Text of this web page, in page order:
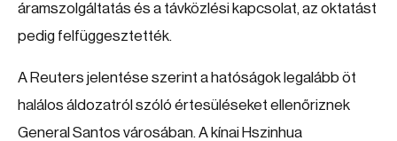
áramszolgáltatás és a távközlési kapcsolat, az oktatást
pedig felfüggesztették.
A Reuters jelentése szerint a hatóságok legalább öt
halálos áldozatról szóló értesüléseket ellenőriznek
General Santos városában. A kínai Hszinhua